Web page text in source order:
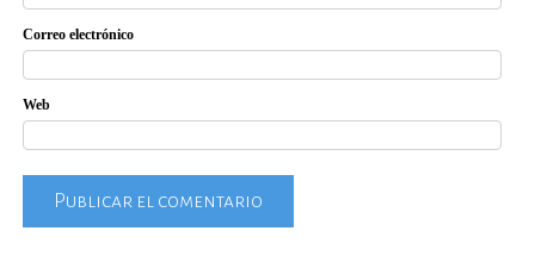
Correo electrónico
Web